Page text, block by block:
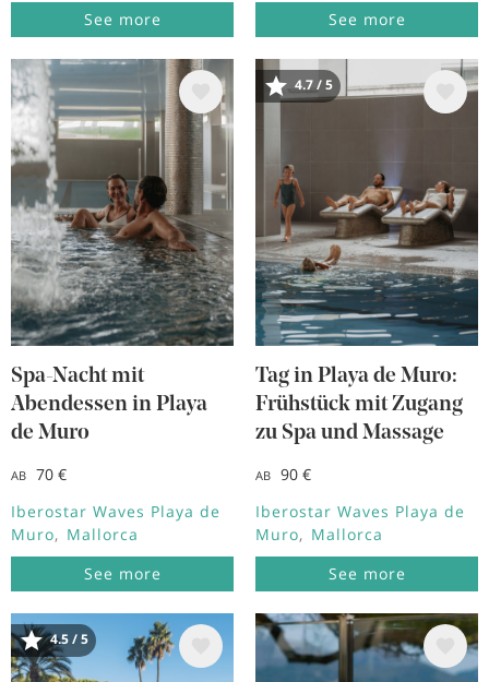
See more
See more
Bild
Spa-Nacht mit
Abendessen in Playa
de Muro
AB
70 €
Iberostar Waves Playa de
Muro
Mallorca
See more
Bild4.7 / 5
Tag in Playa de Muro:
Frühstück mit Zugang
zu Spa und Massage
AB
90 €
Iberostar Waves Playa de
Muro
Mallorca
See more
Bild4.5 / 5 Bild